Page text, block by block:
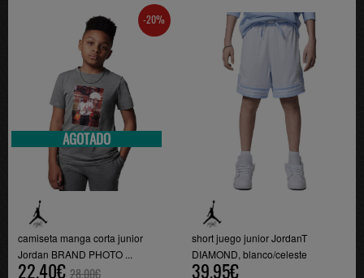
-20%
AGOTADO
camiseta manga corta junior
Jordan BRAND PHOTO ...
22.40€ 28.00€
short juego junior JordanT
DIAMOND, blanco/celeste
39.95€